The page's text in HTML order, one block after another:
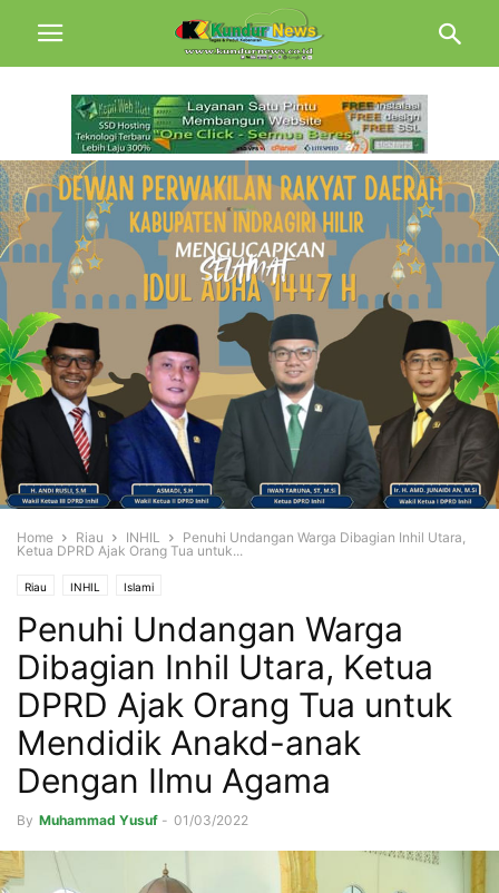
Home Riau INHIL
Penuhi Undangan Warga Dibagian Inhil Utara,
Ketua DPRD Ajak Orang Tua untuk...
Riau INHIL Islami
Penuhi Undangan Warga
Dibagian Inhil Utara, Ketua
DPRD Ajak Orang Tua untuk
Mendidik Anakd-anak
Dengan Ilmu Agama
By Muhammad Yusuf - 01/03/2022